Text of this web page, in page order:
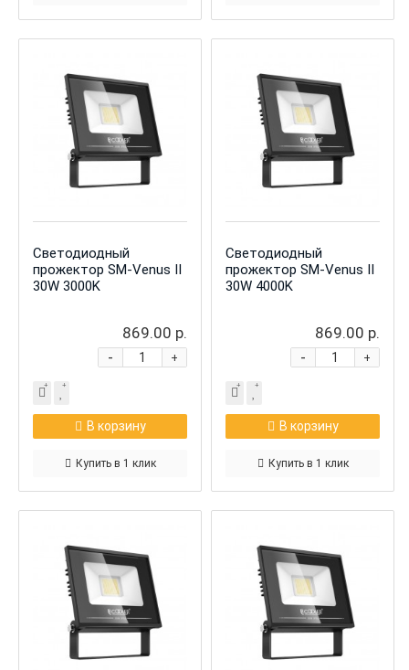
Светодиодный
прожектор SM-Venus II
30W 3000K
869.00 р.
+
-
В корзину
Купить в 1 клик
Светодиодный
прожектор SM-Venus II
30W 4000K
869.00 р.
+
-
В корзину
Купить в 1 клик